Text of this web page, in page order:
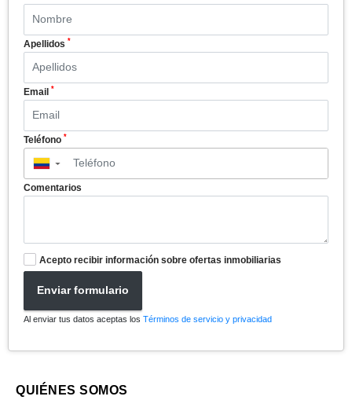
Apellidos *
Email *
Teléfono *
▼
Comentarios
Acepto recibir información sobre ofertas inmobiliarias
Enviar formulario
Al enviar tus datos aceptas los Términos de servicio y privacidad
QUIÉNES SOMOS